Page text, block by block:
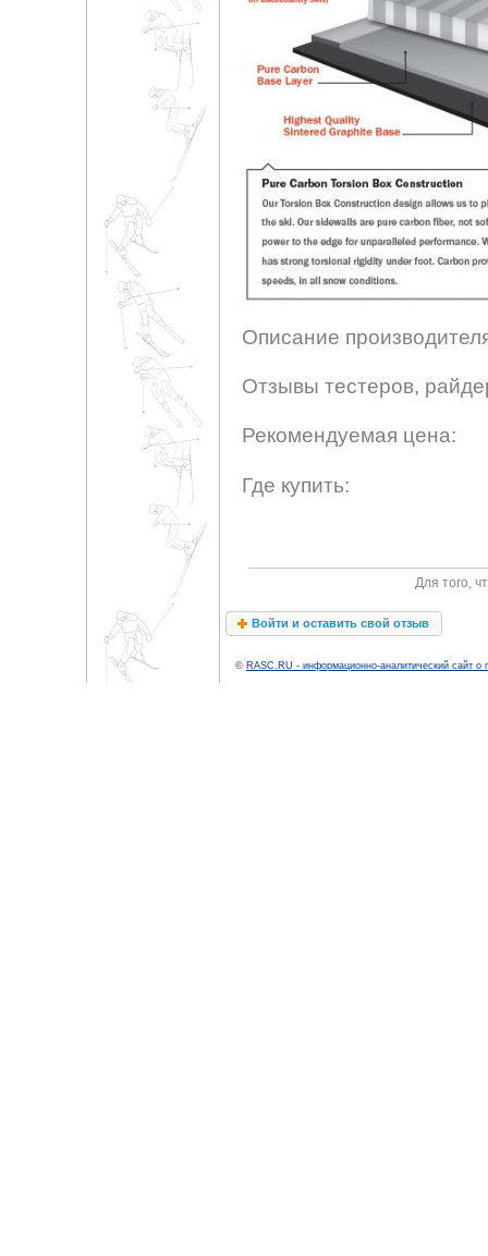
Описание
Отзывы тестеров,
Рекомендуемая цена:
Где купить:
Для того,
Войти и оставить свой отзыв
© RASC.RU - информационно-аналитический сайт о